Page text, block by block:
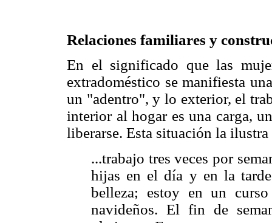
Relaciones familiares y
En el significado que las
extradoméstico se manifiesta
un "adentro", y lo exterior, el
interior al hogar es una carga,
liberarse. Esta situación la
...trabajo tres veces por
hijas en el día y en la
belleza; estoy en un
navideños. El fin de